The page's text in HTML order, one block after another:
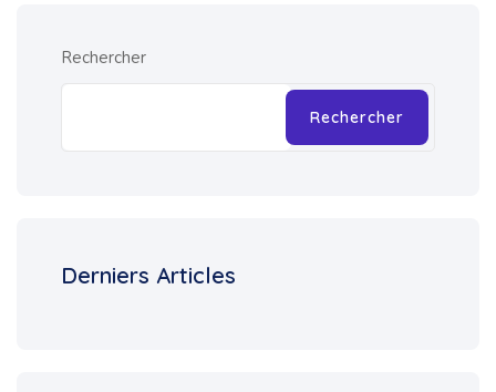
Rechercher
Rechercher
Derniers Articles